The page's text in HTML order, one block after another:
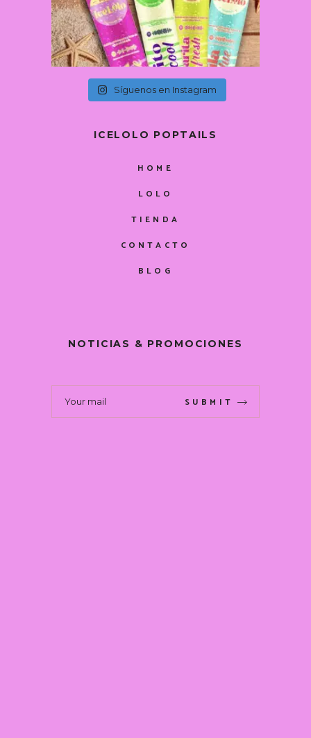
Síguenos en Instagram
ICELOLO POPTAILS
HOME
LOLO
TIENDA
CONTACTO
BLOG
NOTICIAS & PROMOCIONES
SUBMIT